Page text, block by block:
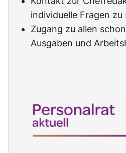
individuelle Fragen zu
Zugang zu allen
Ausgaben und